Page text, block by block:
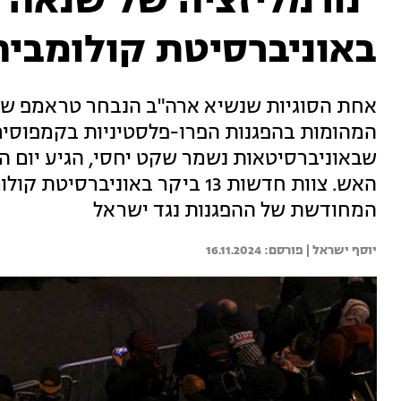
באוניברסיטת
אחת הסוגיות שנשיא ארה"ב הנבחר טראמפ
המהומות בהפגנות הפרו-פלסטיניות
האש. צוות חדשות 13 ביקר
המחודשת של ההפגנות נגד ישראל
יוסף ישראל | 16.11.2024